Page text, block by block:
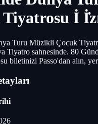
Tiyatrosu İ
Turu Müzikli Çocuk
Tiyatro sahnesinde. 80
biletinizi Passo'dan alın,